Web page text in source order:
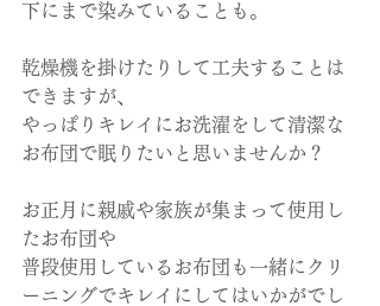
下にまで染みていることも。
乾燥機を掛けたりして工夫することは
できますが、
やっぱりキレイにお洗濯をして清潔な
お布団で眠りたいと思いませんか？
お正月に親戚や家族が集まって使用し
たお布団や
普段使用しているお布団も一緒にクリ
ーニングでキレイにしてはいかがでし